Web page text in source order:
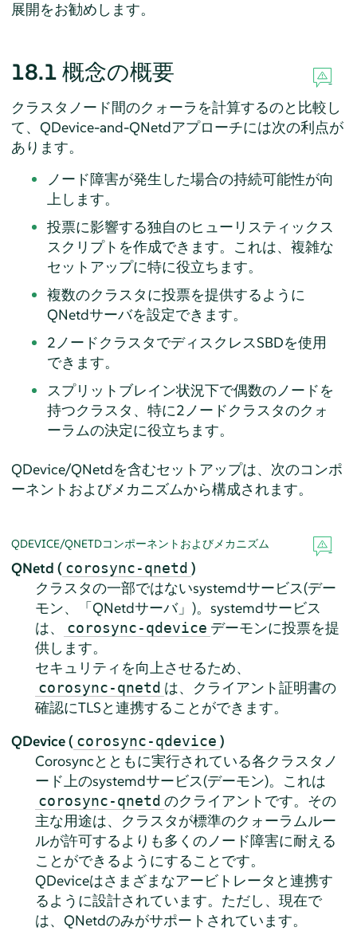
展開をお勧めします。
18.1 概念の概要
クラスタノード間のクォーラを計算するのと比較し
て、QDevice-and-QNetdアプローチには次の利点が
あります。
ノード障害が発生した場合の持続可能性が向
上します。
投票に影響する独自のヒューリスティックス
スクリプトを作成できます。これは、複雑な
セットアップに特に役立ちます。
複数のクラスタに投票を提供するように
QNetdサーバを設定できます。
2ノードクラスタでディスクレスSBDを使用
できます。
スプリットブレイン状況下で偶数のノードを
持つクラスタ、特に2ノードクラスタのクォ
ーラムの決定に役立ちます。
QDevice/QNetdを含むセットアップは、次のコンポ
ーネントおよびメカニズムから構成されます。
QDEVICE/QNETDコンポーネントおよびメカニズム
QNetd ( corosync-qnetd )
クラスタの一部ではないsystemdサービス(デー
モン、
「QNetdサーバ」 )。systemdサービス
は、
corosync-qdevice デーモンに投票を提
供します。
セキュリティを向上させるため、
corosync-qnetd は、クライアント証明書の
確認にTLSと連携することができます。
QDevice ( corosync-qdevice )
Corosyncとともに実行されている各クラスタノ
ード上のsystemdサービス(デーモン)。これは
corosync-qnetd のクライアントです。その
主な用途は、クラスタが標準のクォーラムルー
ルが許可するよりも多くのノード障害に耐える
ことができるようにすることです。
QDeviceはさまざまなアービトレータと連携す
るように設計されています。ただし、現在で
は、QNetdのみがサポートされています。